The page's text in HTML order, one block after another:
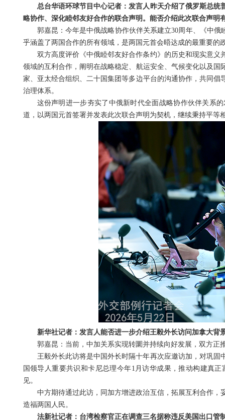
总台华语环球节目中心记者：发言人昨天介绍了俄罗斯总
略协作、深化睦邻友好合作的联合声明。能否介绍此次联合声明
郭嘉昆：今年是中俄战略协作伙伴关系建立30周年、《中
乎涵盖了两国合作的所有领域，是两国元首会晤达成的最重要的
双方高度评价《中俄睦邻友好合作条约》的历史和现实意
领域的互利合作，阐明在战略稳定、航运安全、气候变化以及
家、亚太经合组织、二十国集团等多边平台的沟通协作，共同
治理体系。
这份声明进一步夯实了中俄新时代全面战略协作伙伴关系
道，以两国元首签署并发表此次联合声明为契机，继续秉持平
新华社记者：发言人能否进一步介绍王毅外长访问加拿大背
郭嘉昆：当前，中加关系实现转圜并持续向好发展，双方正
王毅外长此访将是中国外长时隔十年再次应邀访加，对巩
国领导人重要共识和卡尼总理今年1月访华成果，推动构建真
见。
中方期待通过此访，同加方增进政治互信，拓展互利合作
造福两国人民。
法新社记者：台湾检察官正在调查三名据称违反美国出口